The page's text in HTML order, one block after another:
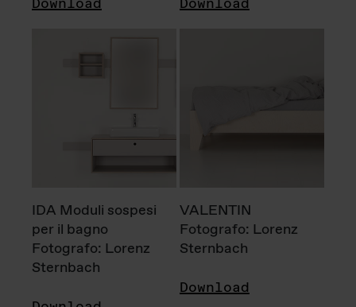
IDA Moduli sospesi
per il bagno
Fotografo: Lorenz
Sternbach
VALENTIN
Fotografo: Lorenz
Sternbach
Download